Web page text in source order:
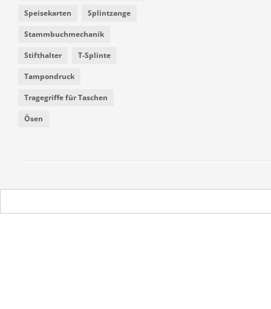
Speisekarten Splintzange
Stammbuchmechanik
Stifthalter T-Splinte
Tampondruck
Tragegriffe für Taschen
Ösen